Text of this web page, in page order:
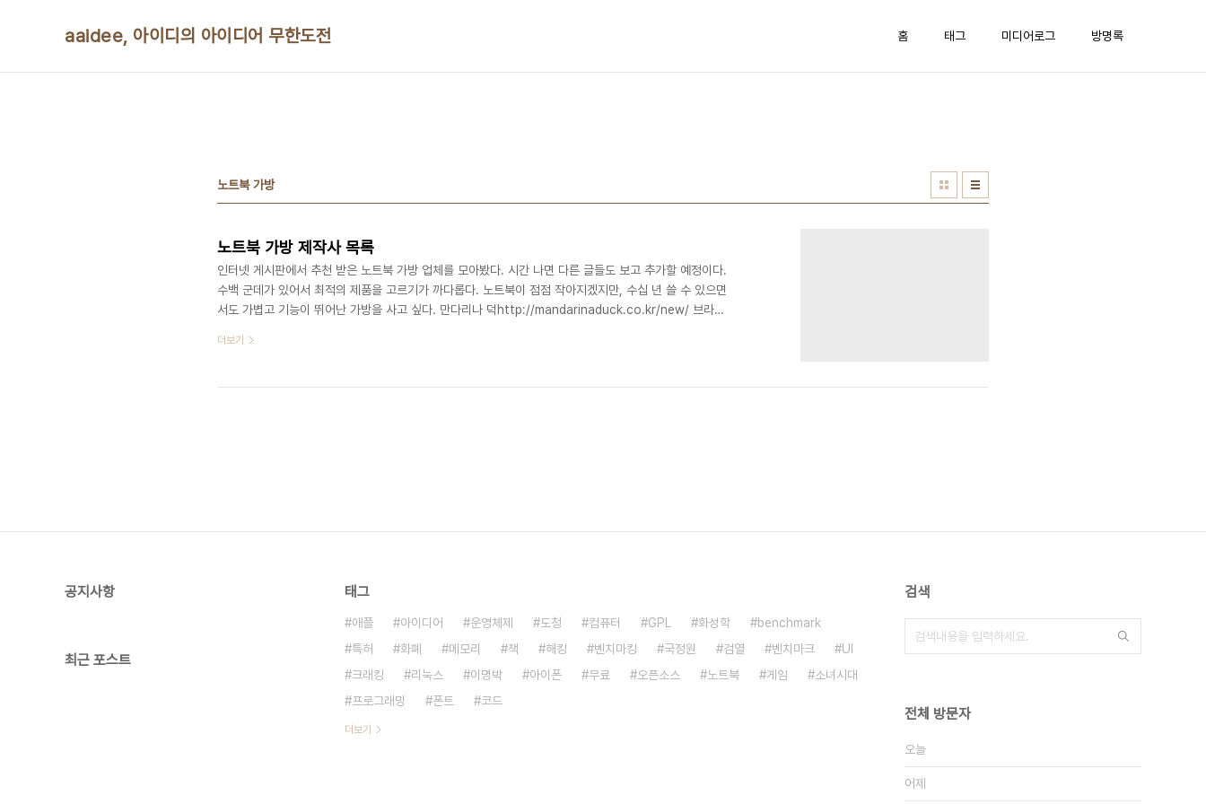
aaidee, 아이디의 아이디어 무한도전 홈 태그 미디어로그 방명록
노트북 가방
노트북 가방 제작사 목록
인터넷 게시판에서 추천 받은 노트북 가방 업체를 모아봤다. 시간 나면 다른 글들도 보고 추가할 예정이다.
수백 군데가 있어서 최적의 제품을 고르기가 까다롭다. 노트북이 점점 작아지겠지만, 수십 년 쓸 수 있으면
서도 가볍고 기능이 뛰어난 가방을 사고 싶다. 만다리나 덕http://mandarinaduck.co.kr/new/ 브라운
투어리스터http://americantourister.co.kr/AT/ 인케이스http://www.goincase.kr/ 코쿤
더보기
공지사항
최근 포스트
태그
애플 아이디어 운영체제 도청 컴퓨터 GPL 화성학
benchmark
특허
화폐 메모리 책 해킹 벤치마킹 국정원 검열 벤치마크
UI
크래킹
리눅스 이명박 아이폰 무료 오픈소스 노트북 게임
소녀시대
프로그래밍
폰트 코드
더보기
검색
전체 방문자
오늘
어제